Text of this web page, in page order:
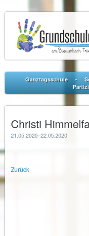
Ganztagsschule •
Christi
21.05.2020–22.05.2020
Zurück